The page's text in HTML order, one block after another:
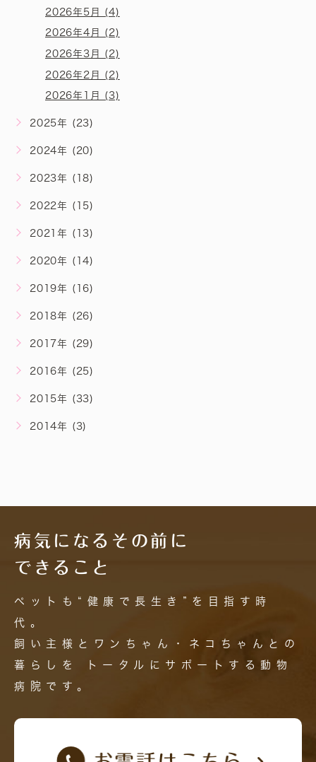
2026年5月 (4)
2026年4月 (2)
2026年3月 (2)
2026年2月 (2)
2026年1月 (3)
2025年 (23)
2024年 (20)
2023年 (18)
2022年 (15)
2021年 (13)
2020年 (14)
2019年 (16)
2018年 (26)
2017年 (29)
2016年 (25)
2015年 (33)
2014年 (3)
病気になるその前に
できること
ペットも“健康で長生き”を目指す時
代。
飼い主様とワンちゃん・ネコちゃんとの
暮らしを
トータルにサポートする動物
病院です。